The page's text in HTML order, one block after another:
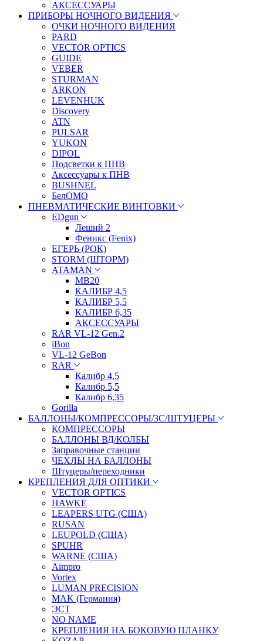
АКСЕССУАРЫ
ПРИБОРЫ НОЧНОГО ВИДЕНИЯ
ОЧКИ НОЧНОГО ВИДЕНИЯ
PARD
VECTOR OPTICS
GUIDE
VEBER
STURMAN
ARKON
LEVENHUK
Discovery
ATN
PULSAR
YUKON
DIPOL
Подсветки к ПНВ
Аксессуары к ПНВ
BUSHNEL
БелОМО
ПНЕВМАТИЧЕСКИЕ ВИНТОВКИ
EDgun
Леший 2
Феникс (Fenix)
ЕГЕРЬ (РОК)
STORM (ШТОРМ)
ATAMAN
МВ20
КАЛИБР 4,5
КАЛИБР 5,5
КАЛИБР 6,35
АКСЕССУАРЫ
RAR VL-12 Gen.2
iBon
VL-12 GeBon
RAR
Калибр 4,5
Калибр 5,5
Калибр 6,35
Gorilla
БАЛЛОНЫ/КОМПРЕССОРЫ/ЗС/ШТУЦЕРЫ
КОМПРЕССОРЫ
БАЛЛОНЫ ВД/КОЛБЫ
Заправочные станции
ЧЕХЛЫ НА БАЛЛОНЫ
Штуцеры/переходники
КРЕПЛЕНИЯ ДЛЯ ОПТИКИ
VECTOR OPTICS
HAWKE
LEAPERS UTG (США)
RUSAN
LEUPOLD (США)
SPUHR
WARNE (США)
Aimpro
Vortex
LUMAN PRECISION
MAK (Германия)
ЭСТ
NO NAME
КРЕПЛЕНИЯ НА БОКОВУЮ ПЛАНКУ